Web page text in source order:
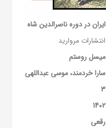
ایران در دوره ناصرالدین شاه
انتشارات مروارید
میسل روستم
سارا خردمند، موسی عبداللهی
3
1402
رقعی